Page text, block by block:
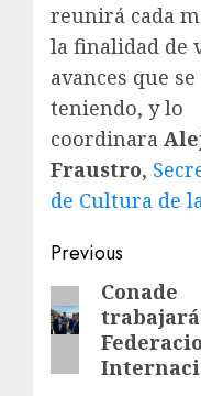
reunirá cada
la finalidad de
avances que
teniendo, y lo
coordinara
Fraustro,
de Cultura de
Post
navigation
Previous
Previous
post:
Conade